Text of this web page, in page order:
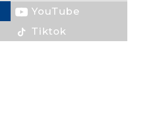
）
YouTube
Tiktok